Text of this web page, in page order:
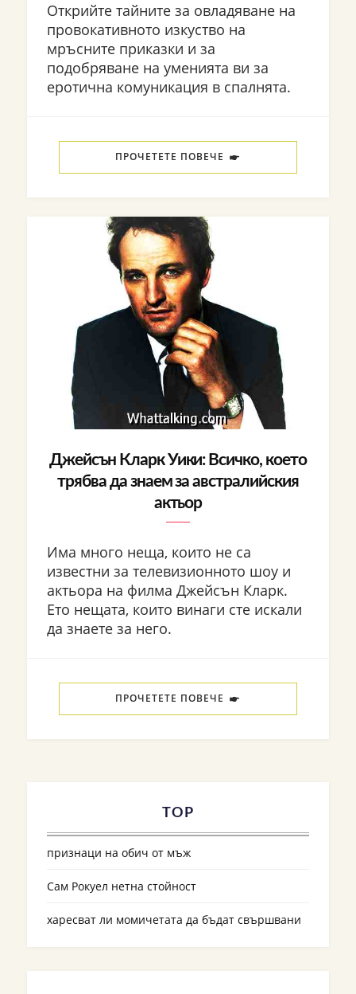
Открийте тайните за овладяване на
провокативното изкуство на
мръсните приказки и за
подобряване на уменията ви за
еротична комуникация в спалнята.
ПРОЧЕТЕТЕ ПОВЕЧЕ
Джейсън Кларк Уики: Всичко, което
трябва да знаем за австралийския
актьор
Има много неща, които не са
известни за телевизионното шоу и
актьора на филма Джейсън Кларк.
Ето нещата, които винаги сте искали
да знаете за него.
ПРОЧЕТЕТЕ ПОВЕЧЕ
TOP
признаци на обич от мъж
Сам Рокуел нетна стойност
харесват ли момичетата да бъдат свършвани